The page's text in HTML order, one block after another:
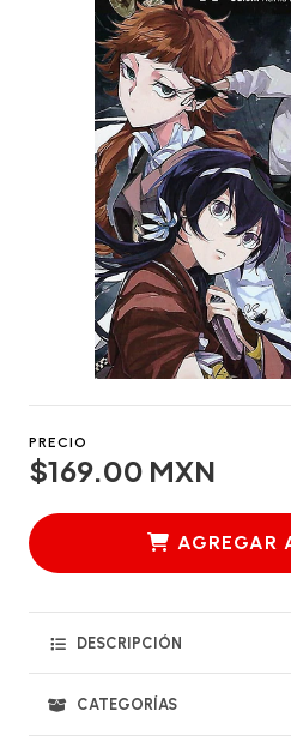
PRECIO
$169.00 MXN
AGREGAR
DESCRIPCIÓN
CATEGORÍAS